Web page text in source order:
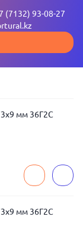
(7132) 93-08-27
мм 36Г2С
мм 36Г2С